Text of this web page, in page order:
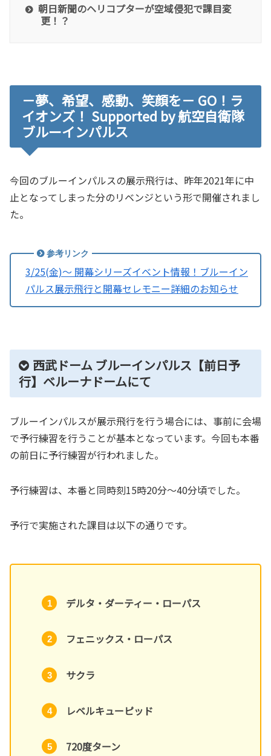
朝日新聞のヘリコプターが空域侵犯で課目変
更！？
－夢、希望、感動、笑顔を－ GO！ラ
イオンズ！ Supported by 航空自衛隊
ブルーインパルス
今回のブルーインパルスの展示飛行は、昨年2021年に中
止となってしまった分のリベンジという形で開催されまし
た。
3/25(金)～ 開幕シリーズイベント情報！ブルーイン
パルス展示飛行と開幕セレモニー詳細のお知らせ
西武ドーム ブルーインパルス【前日予
行】ベルーナドームにて
ブルーインパルスが展示飛行を行う場合には、事前に会場
で予行練習を行うことが基本となっています。今回も本番
の前日に予行練習が行われました。
予行練習は、本番と同時刻15時20分～40分頃でした。
予行で実施された課目は以下の通りです。
デルタ・ダーティー・ローパス
フェニックス・ローパス
サクラ
レベルキューピッド
720度ターン